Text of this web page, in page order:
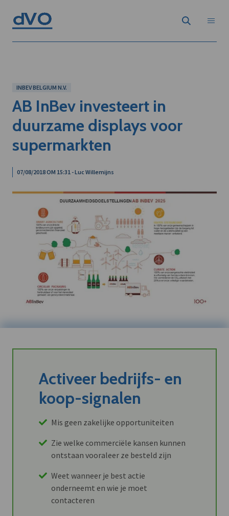
INBEV BELGIUM N.V.
AB InBev investeert in
duurzame displays voor
supermarkten
07/08/2018 OM 15:31 - Luc Willemijns
Activeer bedrijfs- en
koop-signalen
Mis geen zakelijke opportuniteiten
Zie welke commerciële kansen kunnen
ontstaan vooraleer ze besteld zijn
Weet wanneer je best actie
onderneemt en wie je moet
contacteren